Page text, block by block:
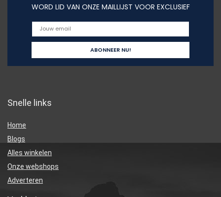
WORD LID VAN ONZE MAILLIJST VOOR EXCLUSIEF
Snelle links
Home
Blogs
Alles winkelen
Onze webshops
Adverteren